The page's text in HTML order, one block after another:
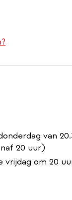
van
20 uur)
vrijdag om 20